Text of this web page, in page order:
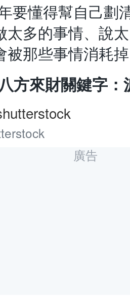
要懂得幫自己劃
太多的事情、說
被那些事情消耗
方來財關鍵字：
廣告